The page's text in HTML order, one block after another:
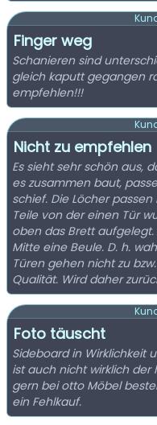
Finger weg
Schanieren sind
gleich kaputt gegangen
empfehlen!!!
Nicht zu empfehlen
Es sieht sehr schön aus,
es zusammen baut,
schief. Die Löcher
Teile von der einen Tür
oben das Brett
Mitte eine Beule. D. h.
Türen gehen nicht zu
Qualität. Wird daher
Foto täuscht
Sideboard in Wirklichkeit
ist auch nicht wirklich
gern bei otto Möbel
ein Fehlkauf.